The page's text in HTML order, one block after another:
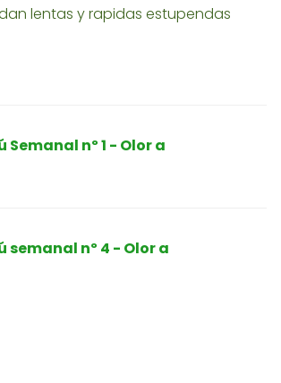
lentas y rapidas estupendas
Semanal nº 1 - Olor a
semanal nº 4 - Olor a